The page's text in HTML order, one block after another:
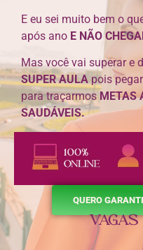
E eu sei muito bem o
após ano E NÃO
Mas você vai superar e
SUPER AULA pois
para traçarmos METAS
SAUDÁVEIS.
QUERO